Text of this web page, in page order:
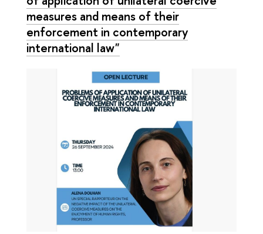
measures and means of their
enforcement in contemporary
international law"